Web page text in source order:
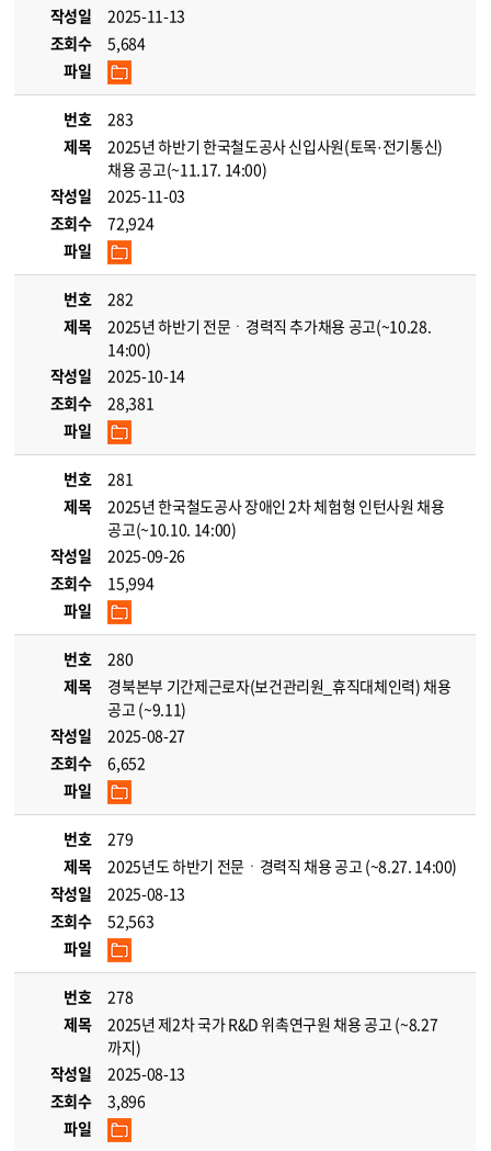
작성일
2025-11-13
조회수
5,684
파일
번호
283
제목
2025년 하반기 한국철도공사 신입사원(토목·전기통신)
채용 공고(~11.17. 14:00)
작성일
2025-11-03
조회수
72,924
파일
번호
282
제목
2025년 하반기 전문ㆍ경력직 추가채용 공고(~10.28.
14:00)
작성일
2025-10-14
조회수
28,381
파일
번호
281
제목
2025년 한국철도공사 장애인 2차 체험형 인턴사원 채용
공고(~10.10. 14:00)
작성일
2025-09-26
조회수
15,994
파일
번호
280
제목
경북본부 기간제근로자(보건관리원_휴직대체인력) 채용
공고 (~9.11)
작성일
2025-08-27
조회수
6,652
파일
번호
279
제목
2025년도 하반기 전문ㆍ경력직 채용 공고 (~8.27. 14:00)
작성일
2025-08-13
조회수
52,563
파일
번호
278
제목
2025년 제2차 국가 R&D 위촉연구원 채용 공고 (~8.27
까지)
작성일
2025-08-13
조회수
3,896
파일